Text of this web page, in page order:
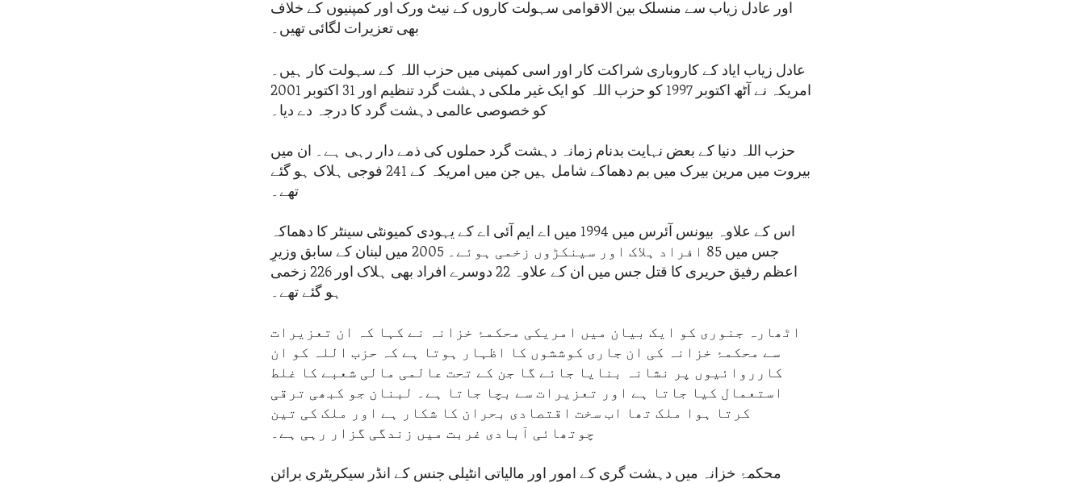
اور عادل زیاب سے منسلک بین الاقوامی سہولت کاروں کے نیٹ ورک اور کمپنیوں کے خلاف
بھی تعزیرات لگائی تھیں۔
عادل زیاب ایاد کے کاروباری شراکت کار اور اسی کمپنی میں حزب اللہ کے سہولت کار ہیں۔
امریکہ نے آٹھ اکتوبر 1997 کو حزب اللہ کو ایک غیر ملکی دہشت گرد تنظیم اور 31 اکتوبر 2001
کو خصوصی عالمی دہشت گرد کا درجہ دے دیا۔
حزب اللہ دنیا کے بعض نہایت بدنام زمانہ دہشت گرد حملوں کی ذمے دار رہی ہے۔ ان میں
بیروت میں مرین بیرک میں بم دھماکے شامل ہیں جن میں امریکہ کے 241 فوجی ہلاک ہو گئے
تھے۔
اس کے علاوہ بیونس آئرس میں 1994 میں اے ایم آئی اے کے یہودی کمیونٹی سینٹر کا دھماکہ
جس میں 85 افراد ہلاک اور سینکڑوں زخمی ہوئے۔ 2005 میں لبنان کے سابق وزیرِ
اعظم رفیق حریری کا قتل جس میں ان کے علاوہ 22 دوسرے افراد بھی ہلاک اور 226 زخمی
ہو گئے تھے۔
اٹھارہ جنوری کو ایک بیان میں امریکی محکمۂ خزانہ نے کہا کہ ان تعزیرات
سے محکمۂ خزانہ کی ان جاری کوششوں کا اظہار ہوتا ہے کہ حزب اللہ کو ان
کارروائیوں پر نشانہ بنایا جائے گا جن کے تحت عالمی مالی شعبے کا غلط
استعمال کیا جاتا ہے اور تعزیرات سے بچا جاتا ہے۔ لبنان جو کبھی ترقی
کرتا ہوا ملک تھا اب سخت اقتصادی بحران کا شکار ہے اور ملک کی تین
چوتھائی آبادی غربت میں زندگی گزار رہی ہے۔
محکمۂ خزانہ میں دہشت گری کے امور اور مالیاتی انٹیلی جنس کے انڈر سیکریٹری برائن